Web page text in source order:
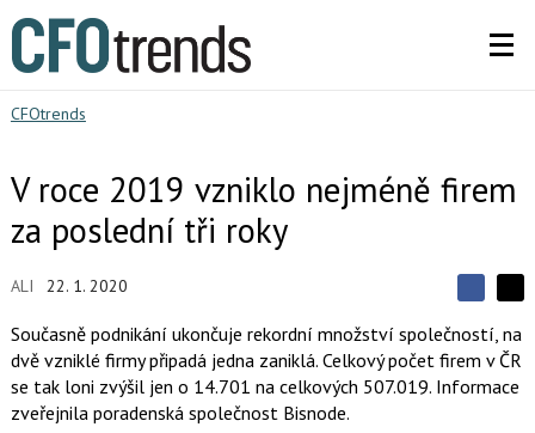
CFOtrends
V roce 2019 vzniklo nejméně firem
za poslední tři roky
ALI 22. 1. 2020
S
d
í
l
S
í
l
j
í
l
j
Současně podnikání ukončuje rekordní množství společností, na
dvě vzniklé firmy připadá jedna zaniklá. Celkový počet firem v ČR
se tak loni zvýšil jen o 14.701 na celkových 507.019. Informace
zveřejnila poradenská společnost Bisnode.